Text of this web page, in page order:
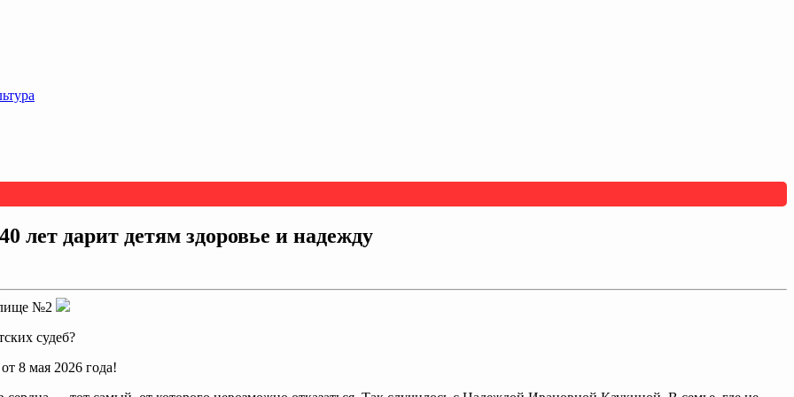
лет дарит детям здоровье и надежду
№2
судеб?
8 мая 2026 года!